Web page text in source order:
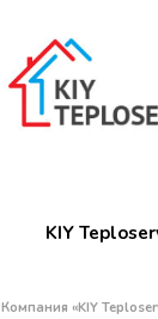
KIY
Компания «KIY